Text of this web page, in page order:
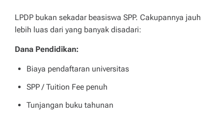
LPDP bukan sekadar beasiswa SPP. Cakupannya jauh
lebih luas dari yang banyak disadari:
Dana Pendidikan:
Biaya pendaftaran universitas
SPP / Tuition Fee penuh
Tunjangan buku tahunan